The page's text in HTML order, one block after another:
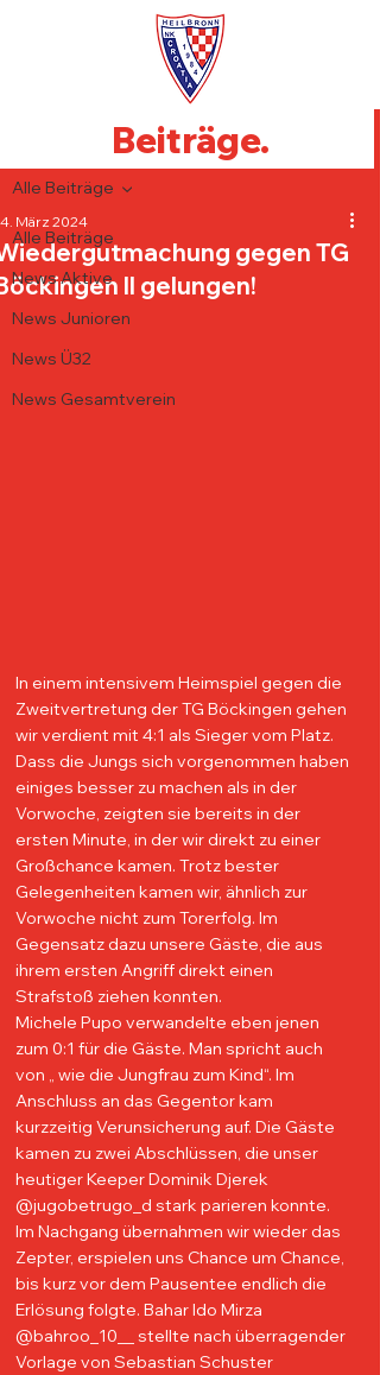
Alle Beiträge
News Aktive
News Junioren
News Ü32
News Gesamtverein
Alle Beiträge
gegen TG
II gelungen!
März 2024
In einem intensivem Heimspiel gegen die
Zweitvertretung der TG Böckingen gehen
wir verdient mit 4:1 als Sieger vom Platz.
Dass die Jungs sich vorgenommen haben
einiges besser zu machen als in der
Vorwoche, zeigten sie bereits in der
ersten Minute, in der wir direkt zu einer
Großchance kamen. Trotz bester
Gelegenheiten kamen wir, ähnlich zur
Vorwoche nicht zum Torerfolg. Im
Gegensatz dazu unsere Gäste, die aus
ihrem ersten Angriff direkt einen
Strafstoß ziehen konnten.
Michele Pupo verwandelte eben jenen
zum 0:1 für die Gäste. Man spricht auch
von „ wie die Jungfrau zum Kind“. Im
Anschluss an das Gegentor kam
kurzzeitig Verunsicherung auf. Die Gäste
kamen zu zwei Abschlüssen, die unser
heutiger Keeper Dominik Djerek
@jugobetrugo_d stark parieren konnte.
Im Nachgang übernahmen wir wieder das
Zepter, erspielen uns Chance um Chance,
bis kurz vor dem Pausentee endlich die
Erlösung folgte. Bahar Ido Mirza
@bahroo_10__ stellte nach überragender
Vorlage von Sebastian Schuster
Beiträge.